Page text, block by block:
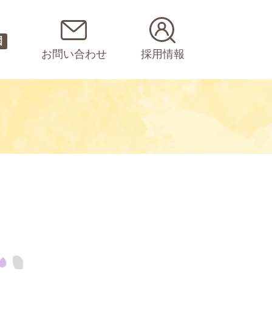
お問い合わせ 採用情報